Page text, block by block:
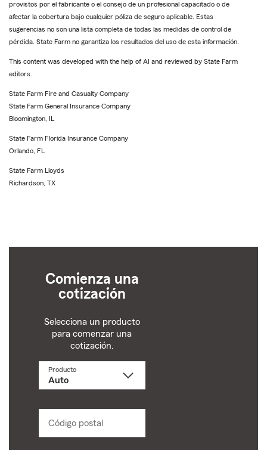
provistos por el fabricante o el consejo de un profesional capacitado o de
afectar la cobertura bajo cualquier póliza de seguro aplicable. Estas
sugerencias no son una lista completa de todas las medidas de control de
pérdida. State Farm no garantiza los resultados del uso de esta información.
This content was developed with the help of AI and reviewed by State Farm
editors.
State Farm Fire and Casualty Company
State Farm General Insurance Company
Bloomington, IL
State Farm Florida Insurance Company
Orlando, FL
State Farm Lloyds
Richardson, TX
Comienza una
cotización
Selecciona un producto
para comenzar una
cotización.
ProductoSelecciona
Código postal